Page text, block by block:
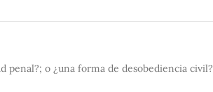
penal?; o ¿una forma de desobediencia civil?